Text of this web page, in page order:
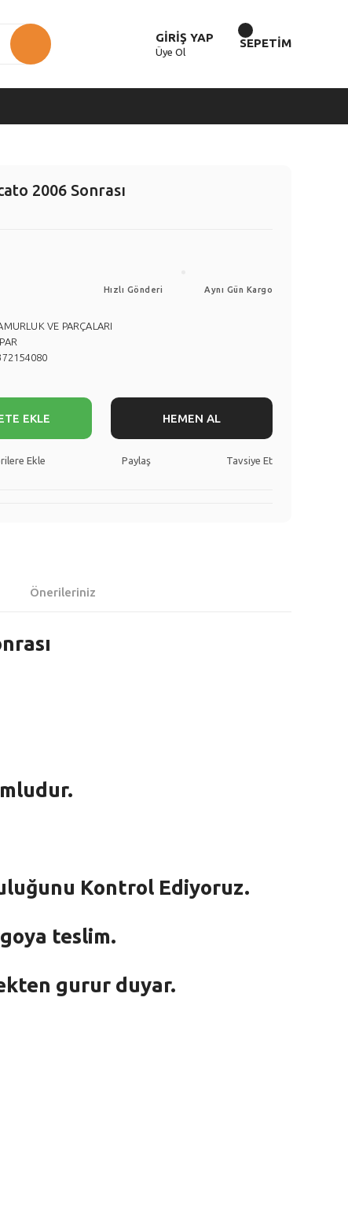
GİRİŞ YAP
Üye Ol
SEPETİM
2006 Sonrası
Hızlı Gönderi Aynı Gün Kargo
VE PARÇALARI
EKLE HEMEN AL
Paylaş Tavsiye Et
Önerileriniz
Kontrol Ediyoruz.
teslim.
gurur duyar.